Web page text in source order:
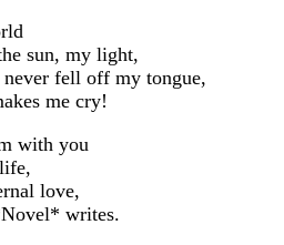
sun, my light,
fell off my tongue,
me cry!
with you
love,
writes.